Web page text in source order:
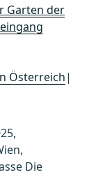
Garten der
Österreich|
Die